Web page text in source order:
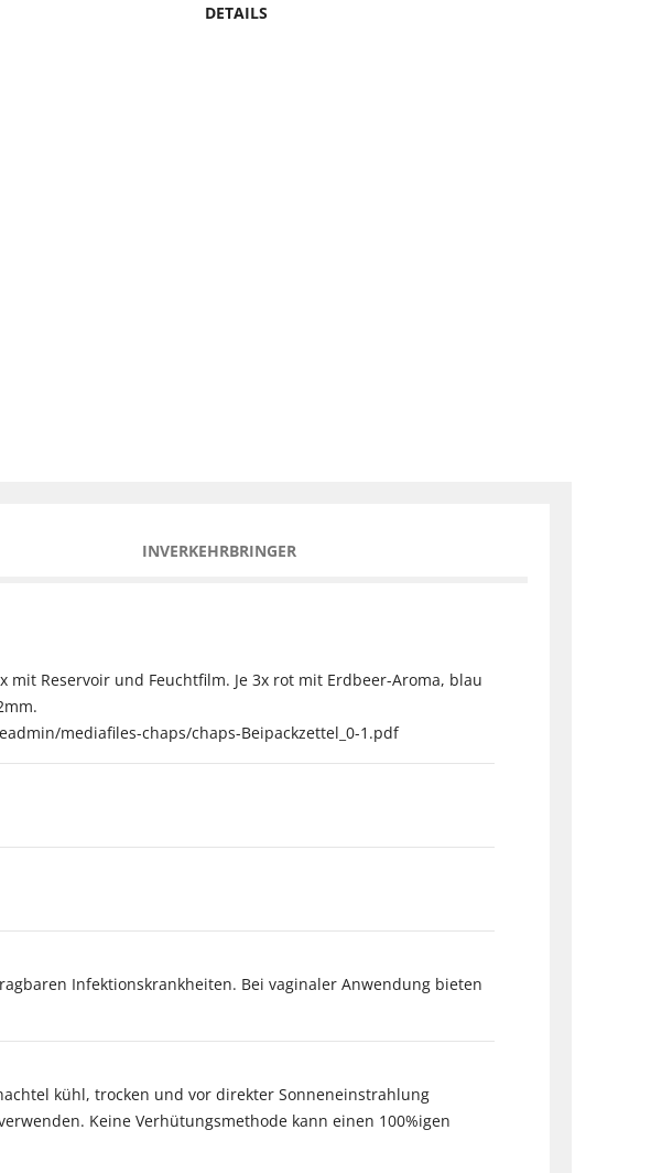
DETAILS
INVERKEHRBRINGER
Reservoir und Feuchtfilm. Je 3x rot mit Erdbeer-Aroma, blau
mediafiles-chaps/chaps-Beipackzettel_0-1.pdf
Infektionskrankheiten. Bei vaginaler Anwendung bieten
kühl, trocken und vor direkter Sonneneinstrahlung
Keine Verhütungsmethode kann einen 100%igen